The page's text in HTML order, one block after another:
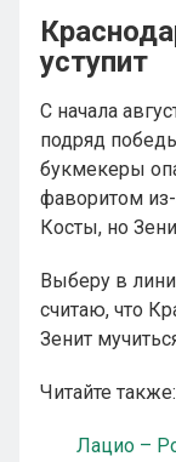
уступит
С начала
подряд
букмекеры
фаворитом
Косты, но
Выберу в
считаю, что
Зенит
Читайте также:
Лацио –